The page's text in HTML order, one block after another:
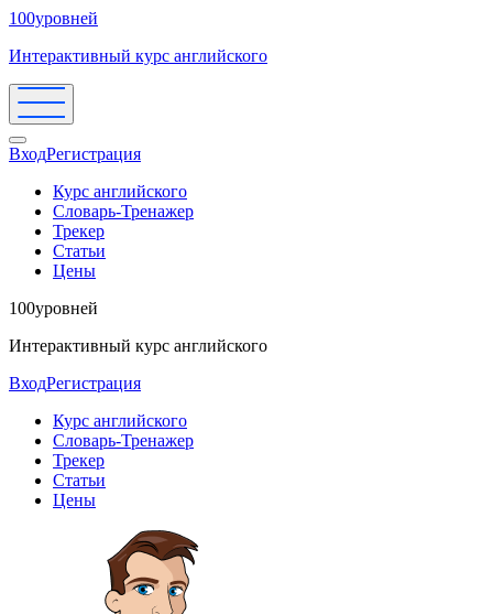
100уровней
Интерактивный курс английского
ВходРегистрация
Курс английского
Словарь-Тренажер
Трекер
Статьи
Цены
100уровней
Интерактивный курс английского
ВходРегистрация
Курс английского
Словарь-Тренажер
Трекер
Статьи
Цены